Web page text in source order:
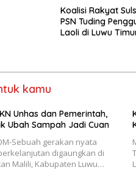
Koalisi Rakyat
PSN Tuding
Laoli di Luwu
kamu
Unhas dan Pemerintah,
Ubah Sampah Jadi Cuan
Sebuah gerakan nyata
digaungkan di
Malili, Kabupaten Luwu…